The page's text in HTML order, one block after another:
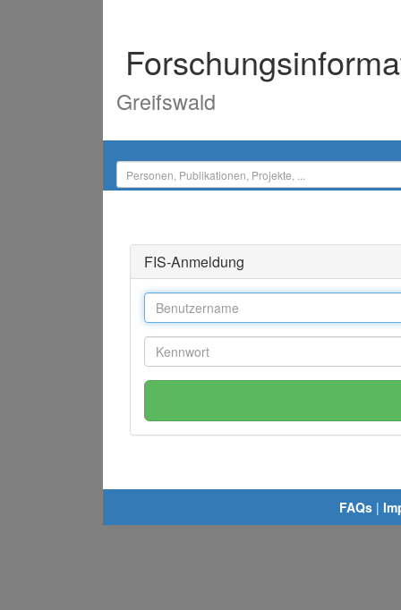
Greifswald
FIS-Anmeldung
FAQs |